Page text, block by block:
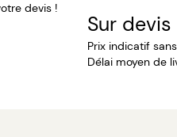
devis !
Sur devis
Prix indicatif
Délai moyen de